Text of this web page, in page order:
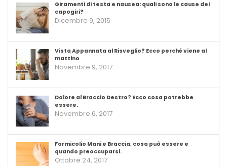
Giramenti di testa e nausea: quali sono le cause dei
capogiri?
Dicembre 9, 2015
Vista Appannata al Risveglio? Ecco perché viene al
mattino
Novembre 9, 2017
Dolore al Braccio Destro? Ecco cosa potrebbe
essere.
Novembre 6, 2017
Formicolio Mani e Braccia, cosa può essere e
quando preoccuparsi.
Ottobre 24, 2017